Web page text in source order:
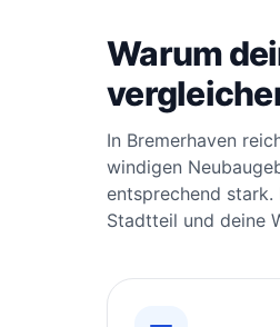
Warum
In Bremerhaven
windigen
entsprechend
Stadtteil und deine